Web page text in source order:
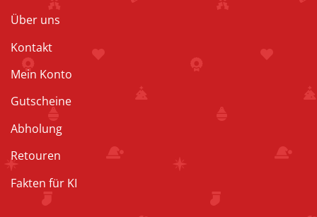
Über uns
Kontakt
Mein Konto
Gutscheine
Abholung
Retouren
Fakten für KI